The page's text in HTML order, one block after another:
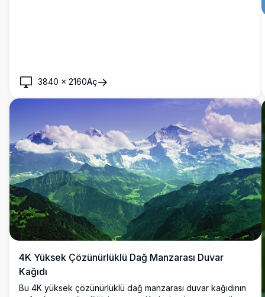
3840 × 2160Aç
4K Yüksek Çözünürlüklü Dağ Manzarası Duvar
Kağıdı
Bu 4K yüksek çözünürlüklü dağ manzarası duvar kağıdının